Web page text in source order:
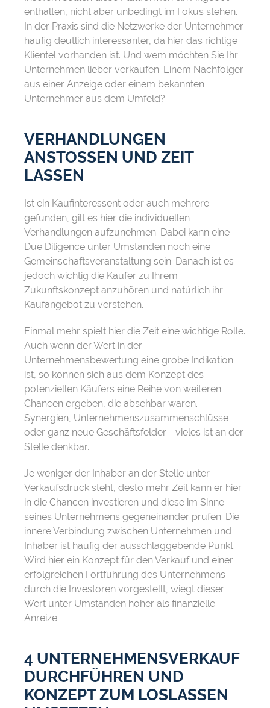
enthalten, nicht aber unbedingt im Fokus stehen.
In der Praxis sind die Netzwerke der Unternehmer
häufig deutlich interessanter, da hier das richtige
Klientel vorhanden ist. Und wem möchten Sie Ihr
Unternehmen lieber verkaufen: Einem Nachfolger
aus einer Anzeige oder einem bekannten
Unternehmer aus dem Umfeld?
VERHANDLUNGEN
ANSTOSSEN UND ZEIT L
ASSEN
Ist ein Kaufinteressent oder auch mehrere
gefunden, gilt es hier die individuellen
Verhandlungen aufzunehmen. Dabei kann eine
Due Diligence unter Umständen noch eine
Gemeinschaftsveranstaltung sein. Danach ist es
jedoch wichtig die Käufer zu Ihrem
Zukunftskonzept anzuhören und natürlich ihr
Kaufangebot zu verstehen.
Einmal mehr spielt hier die Zeit eine wichtige Rolle.
Auch wenn der Wert in der
Unternehmensbewertung eine grobe Indikation
ist, so können sich aus dem Konzept des
potenziellen Käufers eine Reihe von weiteren
Chancen ergeben, die absehbar waren.
Synergien, Unternehmenszusammenschlüsse
oder ganz neue Geschäftsfelder - vieles ist an der
Stelle denkbar.
Je weniger der Inhaber an der Stelle unter
Verkaufsdruck steht, desto mehr Zeit kann er hier
in die Chancen investieren und diese im Sinne
seines Unternehmens gegeneinander prüfen. Die
innere Verbindung zwischen Unternehmen und
Inhaber ist häufig der ausschlaggebende Punkt.
Wird hier ein Konzept für den Verkauf und einer
erfolgreichen Fortführung des Unternehmens
durch die Investoren vorgestellt, wiegt dieser
Wert unter Umständen höher als finanzielle
Anreize.
4 UNTERNEHMENSVERKAUF
DURCHFÜHREN UND
KONZEPT ZUM LOSLASSEN